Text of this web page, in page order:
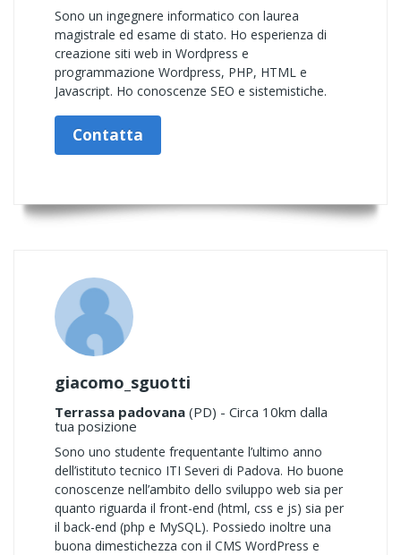
Sono un ingegnere informatico con laurea
magistrale ed esame di stato. Ho esperienza di
creazione siti web in Wordpress e
programmazione Wordpress, PHP, HTML e
Javascript. Ho conoscenze SEO e sistemistiche.
Contatta
giacomo_sguotti
Terrassa padovana (PD) - Circa 10km dalla
tua posizione
Sono uno studente frequentante l’ultimo anno
dell’istituto tecnico ITI Severi di Padova. Ho buone
conoscenze nell’ambito dello sviluppo web sia per
quanto riguarda il front-end (html, css e js) sia per
il back-end (php e MySQL). Possiedo inoltre una
buona dimestichezza con il CMS WordPress e